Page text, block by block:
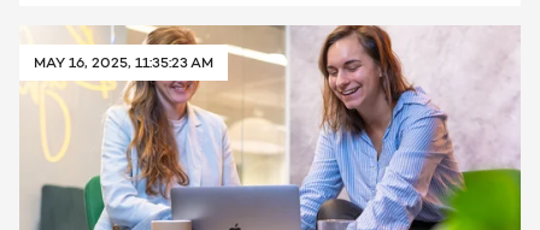
MAY 16, 2025, 11:35:23 AM